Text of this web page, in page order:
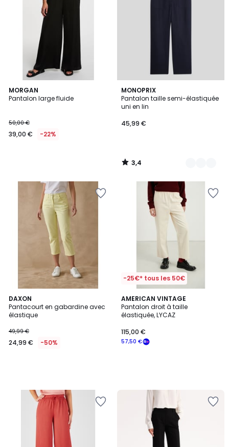
MORGAN
Pantalon large fluide
50,00 €
39,00 € -22%
MONOPRIX
Pantalon taille semi-élastiquée
uni en lin
45,99 €
3,4
/ 5
9
Couleurs
3,4
/
DAXON
Pantacourt en gabardine avec
élastique
49,99 €
24,99 € -50%
-25€* tous les 50€
AMERICAN VINTAGE
Pantalon droit à taille
élastiquée, LYCAZ
57,50 €
115,00 €